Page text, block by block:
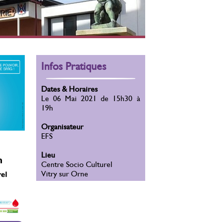
Infos Pratiques
Dates & Horaires
Le 06 Mai 2021 de 15h30 à
19h
Organisateur
EFS
Lieu
Centre Socio Culturel
Vitry sur Orne